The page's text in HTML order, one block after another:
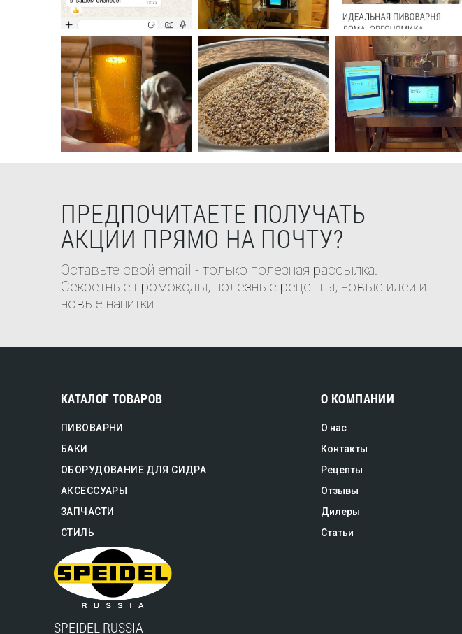
ПРЕДПОЧИТАЕТЕ ПОЛУЧАТЬ
АКЦИИ ПРЯМО НА ПОЧТУ?
Оставьте свой email - только полезная рассылка.
Секретные промокоды, полезные рецепты, новые идеи и
новые напитки.
КАТАЛОГ ТОВАРОВ
ПИВОВАРНИ
БАКИ
ОБОРУДОВАНИЕ ДЛЯ СИДРА
АКСЕССУАРЫ
ЗАПЧАСТИ
СТИЛЬ
О КОМПАНИИ
О нас
Контакты
Рецепты
Отзывы
Дилеры
Статьи
SPEIDEL RUSSIA